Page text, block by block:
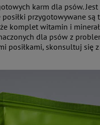
karm dla psów.
przygotowywane
komplet witamin i
dla psów z
posiłkami, skonsultuj się